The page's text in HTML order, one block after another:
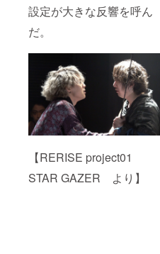
設定が大きな反響を呼ん
だ。
【RERISE project01
STAR GAZER より】